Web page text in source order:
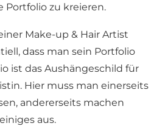
Portfolio zu kreieren.
Make-up & Hair Artist
dass man sein Portfolio
ist das Aushängeschild für
Hier muss man einerseits
andererseits machen
aus.